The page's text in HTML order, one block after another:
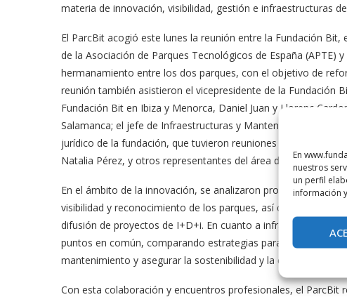
En
nuestros
un perfil
información
materia de innovación, visibilidad, gestión e infraestructuras
El ParcBit acogió este lunes la reunión entre la Fundación
de la Asociación de Parques Tecnológicos de España (APTE)
hermanamiento entre los dos parques, con el objetivo de
reunión también asistieron el vicepresidente de la Fundación
Fundación Bit en Ibiza y Menorca, Daniel Juan y Llorenç
Salamanca; el jefe de Infraestructuras y Mantenimiento,
jurídico de la fundación, que tuvieron reuniones con la
Natalia Pérez, y otros representantes del área de
En el ámbito de la innovación, se analizaron procesos de
visibilidad y reconocimiento de los parques, así como
difusión de proyectos de I+D+i. En cuanto a infraestructuras y
puntos en común, comparando estrategias para optimizar la
mantenimiento y asegurar la sostenibilidad y la calidad de las
Con esta colaboración y encuentros profesionales, el